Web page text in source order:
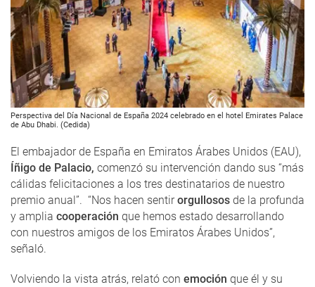
Perspectiva del Día Nacional de España 2024 celebrado en el hotel Emirates Palace
de Abu Dhabi. (Cedida)
El embajador de España en Emiratos Árabes Unidos (EAU),
Íñigo de Palacio, comenzó su intervención dando sus “más
cálidas felicitaciones a los tres destinatarios de nuestro
premio anual”. “Nos hacen sentirorgullosos de la profunda
y amplia cooperación que hemos estado desarrollando
con nuestros amigos de los Emiratos Árabes Unidos”,
señaló.
Volviendo la vista atrás, relató con emoción que él y su